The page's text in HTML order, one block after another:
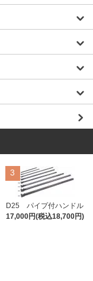
3
D25 パイプ付ハンドル
17,000円(税込18,700円)